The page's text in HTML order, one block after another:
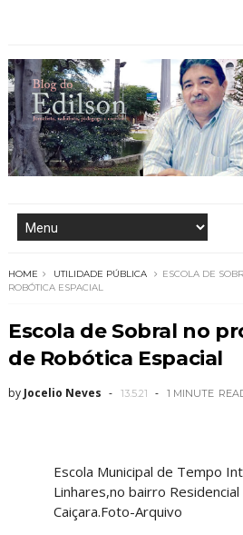
HOME UTILIDADE PÚBLICA
ESCOLA DE
ROBÓTICA ESPACIAL
Escola de Sobral no
de Robótica Espacial
by Jocelio Neves 13.5.21 1 MINUTE
Escola Municipal de Tempo
Linhares,no bairro Residencial
Caiçara.Foto-Arquivo